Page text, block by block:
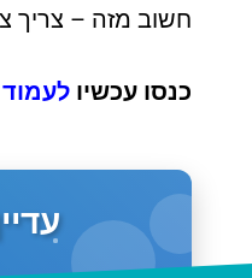
חשוב מזה – צריך
כנסו עכשיו